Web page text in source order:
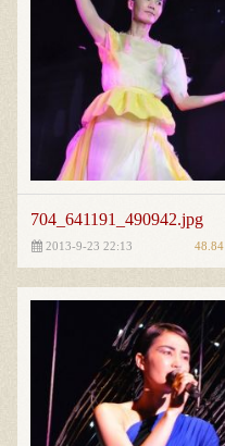
704_641191_490942.jpg
2013-9-23 22:13 48.84